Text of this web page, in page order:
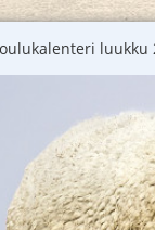
luukku